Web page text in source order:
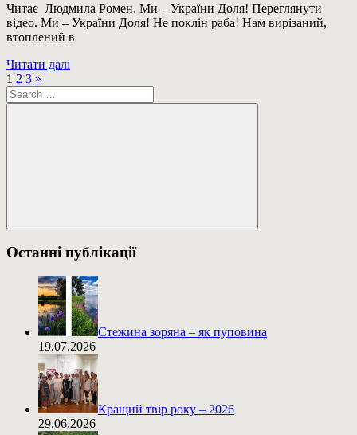
Читає Людмила Ромен. Ми – України Доля! Переглянути
відео. Ми – України Доля! Не поклін раба! Нам вирізаний,
втоплений в
Читати далі
Пагінація
записів
1 2 3 Next
Posts
»
Пошук:
Пошук
Останні публікації
Стежина зоряна – як пуповина
19.07.2026
Кращий твір року – 2026
29.06.2026